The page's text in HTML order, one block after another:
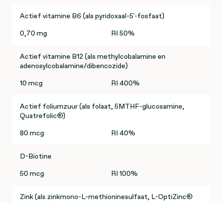
Actief vitamine B6 (als pyridoxaal-5'-fosfaat)
0,70 mg
RI 50%
Actief vitamine B12 (als methylcobalamine en
adenosylcobalamine/dibencozide)
10 mcg
RI 400%
Actief foliumzuur (als folaat, 5MTHF-glucosamine,
Quatrefolic®)
80 mcg
RI 40%
D-Biotine
50 mcg
RI 100%
Zink (als zinkmono-L-methioninesulfaat, L-OptiZinc®